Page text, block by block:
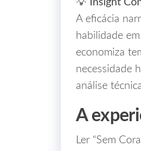
💡 Insight
A eficácia
habilidade
economiza
necessidade
análise
A
Ler “Sem